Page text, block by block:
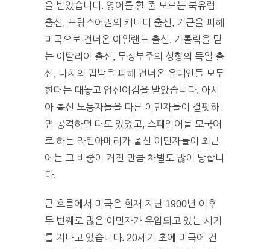
을 받았습니다. 영어를 할 줄 모르는 북유럽
출신, 프랑스어권의 캐나다 출신, 기근을 피해
미국으로 건너온 아일랜드 출신, 가톨릭을 믿
는 이탈리아 출신, 무정부주의 성향의 독일 출
신, 나치의 핍박을 피해 건너온 유대인들 모두
한때는 대놓고 업신여김을 받았습니다. 아시
아 출신 노동자들을 다른 이민자들이 걸핏하
면 공격하던 때도 있었고, 스페인어를 모국어
로 하는 라틴아메리카 출신 이민자들이 최근
에는 그 비중이 커진 만큼 차별도 많이 당합니
다.
큰 흐름에서 미국은 현재 지난 1900년 이후
두 번째로 많은 이민자가 유입되고 있는 시기
를 지나고 있습니다. 20세기 초에 미국에 건